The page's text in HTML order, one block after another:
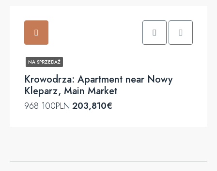
NA SPRZEDAŻ
Krowodrza: Apartment near Nowy
Kleparz, Main Market
968 100PLN 203,810€